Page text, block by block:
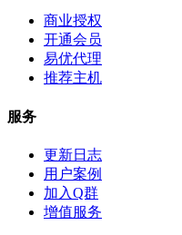
商业授权
开通会员
易优代理
推荐主机
服务
更新日志
用户案例
加入Q群
增值服务